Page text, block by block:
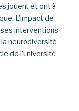
jouent et ont à
L’impact de
interventions
neurodiversité
de l’université